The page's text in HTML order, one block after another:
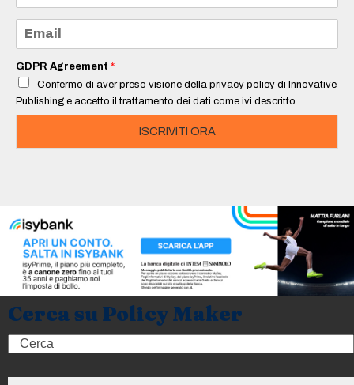
m
e
a
i
*
GDPR Agreement *
Confermo di aver preso visione della privacy policy di Innovative
Publishing e accetto il trattamento dei dati come ivi descritto
ISCRIVITI ORA
Cerca su Policy Maker
Search